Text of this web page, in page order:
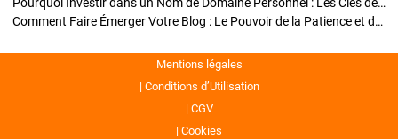
Comment Faire Émerger Votre Blog : Le Pouvoir de la Patience et de la Persévérance
Mentions légales
Conditions d’Utilisation
CGV
Cookies